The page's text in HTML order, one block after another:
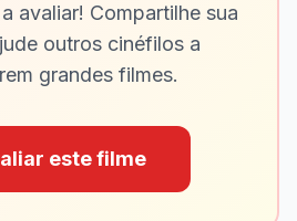
avaliar! Compartilhe sua
outros cinéfilos a
grandes filmes.
este filme